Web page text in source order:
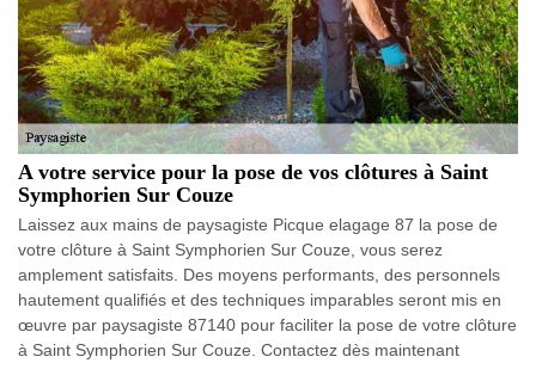
A votre service pour la pose de vos clôtures à Saint
Symphorien Sur Couze
Laissez aux mains de paysagiste Picque elagage 87 la pose de
votre clôture à Saint Symphorien Sur Couze, vous serez
amplement satisfaits. Des moyens performants, des personnels
hautement qualifiés et des techniques imparables seront mis en
œuvre par paysagiste 87140 pour faciliter la pose de votre clôture
à Saint Symphorien Sur Couze. Contactez dès maintenant